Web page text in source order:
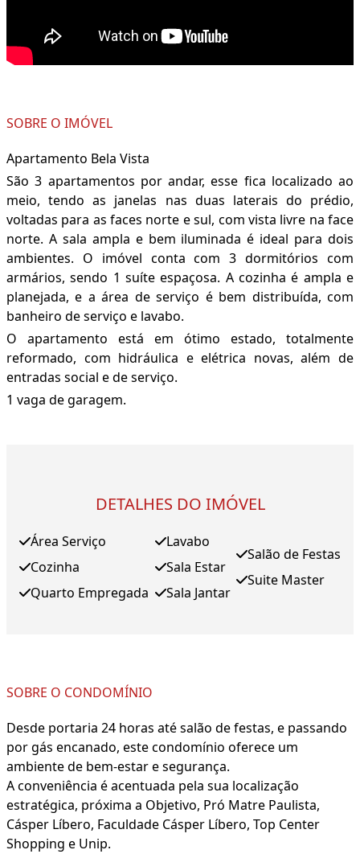
SOBRE O IMÓVEL
Apartamento Bela Vista
São 3 apartamentos por andar, esse fica localizado ao
meio, tendo as janelas nas duas laterais do prédio,
voltadas para as faces norte e sul, com vista livre na face
norte. A sala ampla e bem iluminada é ideal para dois
ambientes. O imóvel conta com 3 dormitórios com
armários, sendo 1 suíte espaçosa. A cozinha é ampla e
planejada, e a área de serviço é bem distribuída, com
banheiro de serviço e lavabo.
O apartamento está em ótimo estado, totalmente
reformado, com hidráulica e elétrica novas, além de
entradas social e de serviço.
1 vaga de garagem.
DETALHES DO IMÓVEL
Área Serviço
Cozinha
Quarto Empregada
Lavabo
Sala Estar
Sala Jantar
Salão de Festas
Suite Master
SOBRE O CONDOMÍNIO
Desde portaria 24 horas até salão de festas, e passando
por gás encanado, este condomínio oferece um
ambiente de bem-estar e segurança.
A conveniência é acentuada pela sua localização
estratégica, próxima a Objetivo, Pró Matre Paulista,
Cásper Líbero, Faculdade Cásper Líbero, Top Center
Shopping e Unip.